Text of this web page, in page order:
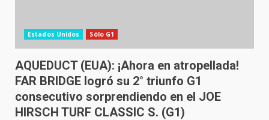
Estados Unidos Sólo G1
AQUEDUCT (EUA): ¡Ahora en atropellada!
FAR BRIDGE logró su 2° triunfo G1
consecutivo sorprendiendo en el JOE
HIRSCH TURF CLASSIC S. (G1)